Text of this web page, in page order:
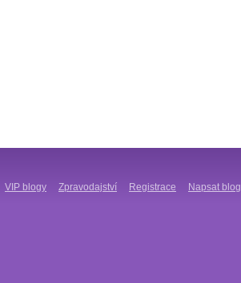
VIP blogy Zpravodajství Registrace Napsat blog